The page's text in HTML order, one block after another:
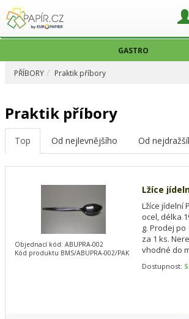
GASTRO
PŘÍBORY Praktik příbory
Praktik příbory
Top Od nejlevnějšího Od
Lžíce
Lžíce jídelní
ocel, délka
g. Prodej po
za 1 ks.
vhodné do
Dostupnost:
Objednací kód: ABUPRA-002
Kód produktu BMS/ABUPRA-002/PAK